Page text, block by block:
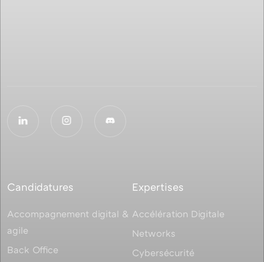
Candidatures
Accompagnement digital &
agile
Back Office
Expertises
Accélération Digitale
Networks
Cybersécurité